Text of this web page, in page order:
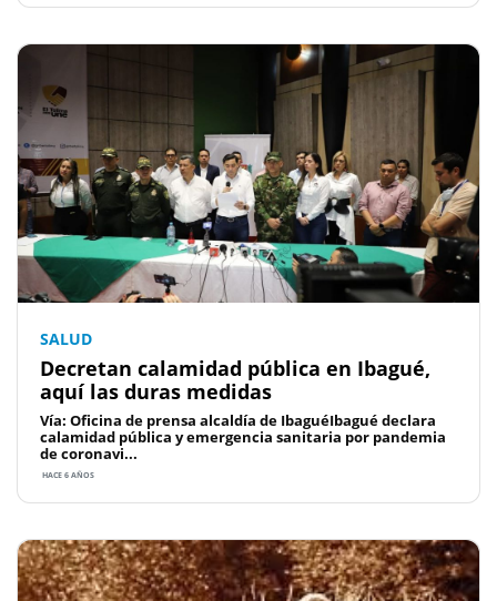
SALUD
Decretan calamidad pública en Ibagué,
aquí las duras medidas
Vía: Oficina de prensa alcaldía de IbaguéIbagué declara
calamidad pública y emergencia sanitaria por pandemia
de coronavi...
HACE 6 AÑOS